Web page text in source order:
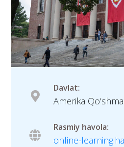
Davlat:
Amerika
Rasmiy havola:
online-